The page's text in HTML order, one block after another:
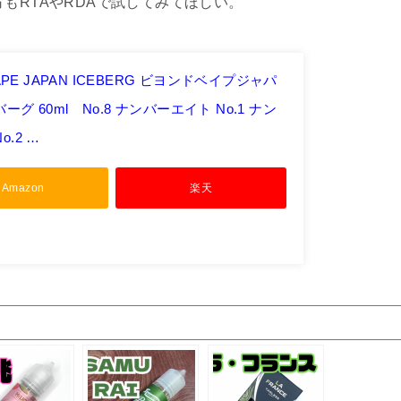
JAPAN ICEBERG ビヨンドベイプジャパ
ーグ 60ml No.8 ナンバーエイト No.1 ナン
…
Amazon 楽天